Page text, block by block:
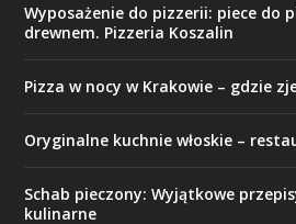
Wyposażenie do pizzerii: piece do
drewnem. Pizzeria Koszalin
Pizza w nocy w Krakowie – gdzie
Oryginalne kuchnie włoskie –
Schab pieczony: Wyjątkowe
kulinarne